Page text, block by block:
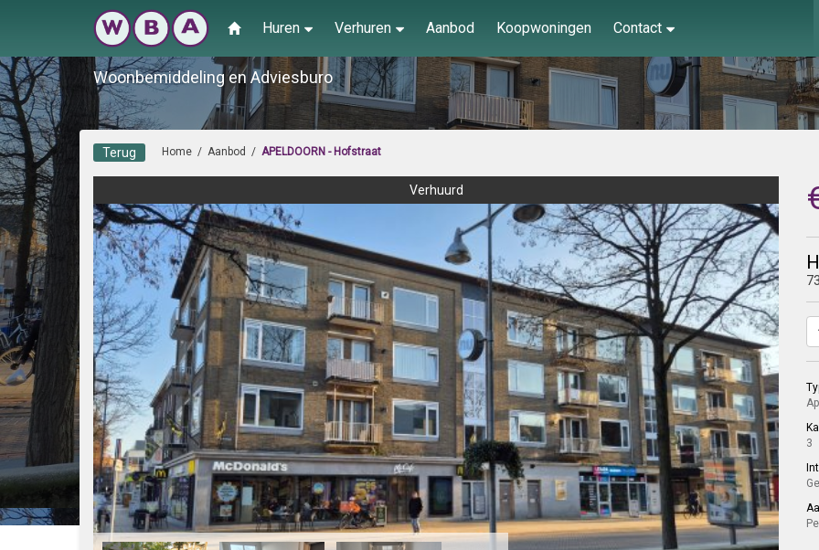
Huren Verhuren Aanbod Koopwoningen Contact
Woonbemiddeling en Adviesburo
Home / Aanbod / APELDOORN - Hofstraat
Terug
Verhuurd
3